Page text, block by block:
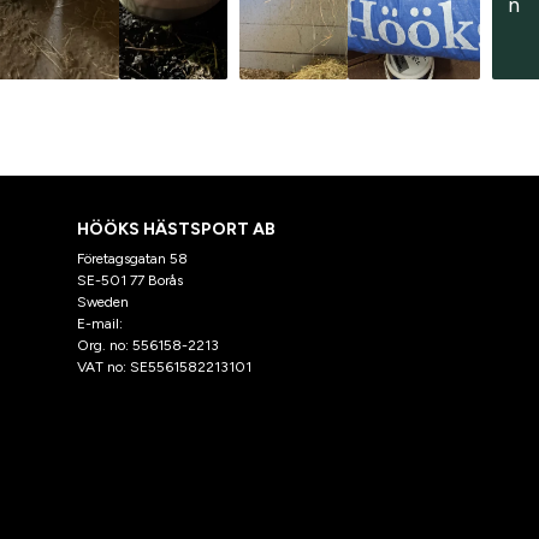
HÖÖKS HÄSTSPORT AB
Företagsgatan 58
SE-501 77 Borås
Sweden
E-mail:
Org. no: 556158-2213
VAT no: SE5561582213101